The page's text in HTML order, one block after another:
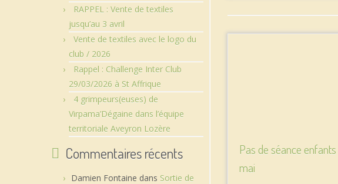
RAPPEL : Vente de textiles
jusqu’au 3 avril
Vente de textiles avec le logo du
club / 2026
Rappel : Challenge Inter Club
29/03/2026 à St Affrique
4 grimpeurs(euses) de
Virpama’Dégaine dans l’équipe
territoriale Aveyron Lozère
Commentaires récents
Damien Fontaine dans Sortie de
Pas de séance
mai